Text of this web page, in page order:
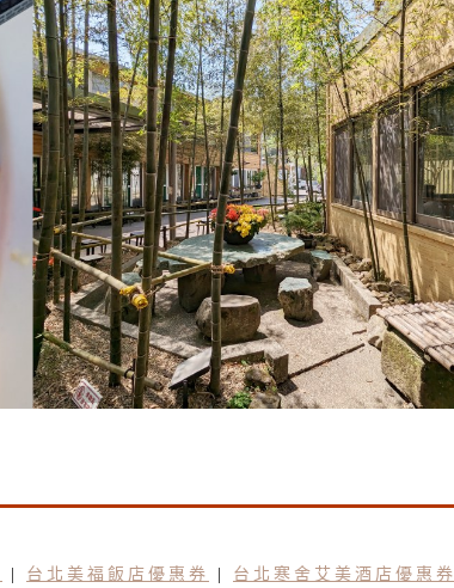
| 台北美福飯店優惠券 | 台北寒舍艾美酒店優惠券